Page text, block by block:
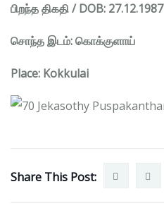
பிறந்த திகதி / DOB: 27.12.1987
சொந்த இடம்: கொக்குளாய்
Place: Kokkulai
Share This Post: